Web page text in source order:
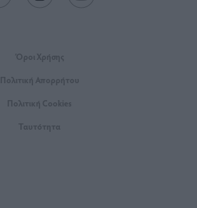
Όροι Xρήσης
Πολιτική Απορρήτου
Πολιτική Cookies
Ταυτότητα